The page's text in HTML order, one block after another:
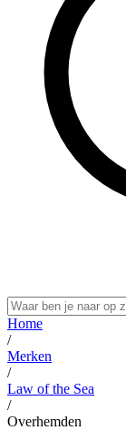
Home
/
Merken
/
Law of the Sea
/
Overhemden